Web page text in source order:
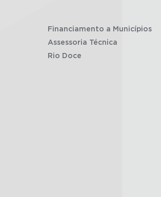
Financiamento a Municípios
Assessoria Técnica
Rio Doce